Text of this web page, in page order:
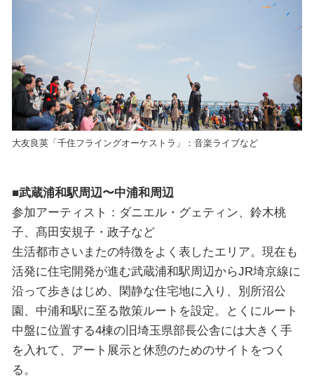
大友良英「千住フライングオーケストラ」：音楽ライブなど
■武蔵浦和駅周辺〜中浦和周辺
参加アーティスト：ダニエル・グェティン、鈴木桃
子、髙田安規子・政子など
生活都市さいまたの特徴をよく表したエリア。現在も
活発に住宅開発が進む武蔵浦和駅周辺からJR埼京線に
沿って歩きはじめ、閑静な住宅地に入り、別所沼公
園、中浦和駅に至る散策ルートを設定。とくにルート
中盤に位置する4棟の旧埼玉県部長公舎には大きく手
を入れて、アート展示と休憩のためのサイトをつく
る。